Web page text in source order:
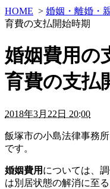
HOME > 婚姻・離婚・
育費の支払開始時期
婚姻費用の
育費の支払
2018年3月22日 20:00
飯塚市の小島法律事務
です。
婚姻費用 については、
は別居状態の解消に至